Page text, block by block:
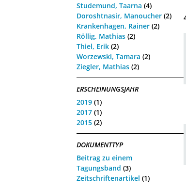
Studemund, Taarna (4)
Doroshtnasir, Manoucher (2)
Krankenhagen, Rainer (2)
Röllig, Mathias (2)
Thiel, Erik (2)
Worzewski, Tamara (2)
Ziegler, Mathias (2)
ERSCHEINUNGSJAHR
2019 (1)
2017 (1)
2015 (2)
DOKUMENTTYP
Beitrag zu einem
Tagungsband (3)
Zeitschriftenartikel (1)